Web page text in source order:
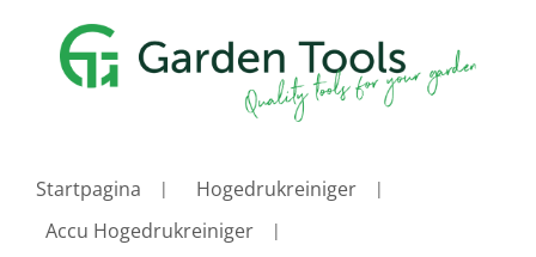
Startpagina
Hogedrukreiniger
Accu Hogedrukreiniger